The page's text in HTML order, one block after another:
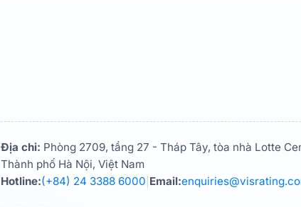
Địa chỉ: Phòng 2709, tầng 27 - Tháp Tây, tòa nhà Lotte
Thành phố Hà Nội, Việt Nam
Hotline:(+84) 24 3388 6000 Email: